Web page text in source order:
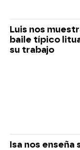
Luis nos
baile típico
su trabajo
Isa nos